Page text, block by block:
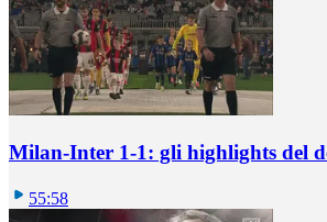
Milan-Inter 1-1: gli highlights del
55:58